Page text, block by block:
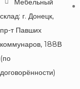
Мебельный
склад: г. Донецк,
пр-т Павших
коммунаров, 188В
(по
договорённости)